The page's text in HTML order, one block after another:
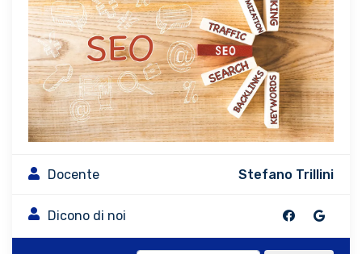
Docente Stefano Trillini
Dicono di noi